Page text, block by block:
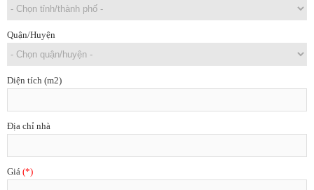
Quận/Huyện
Diện tích (m2)
Địa chỉ nhà
Giá (*)